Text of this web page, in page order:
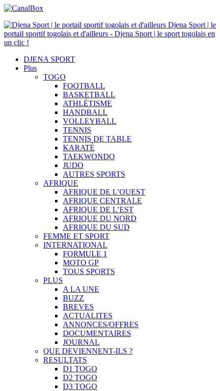
Djena Sport | le
portail sportif togolais et d'ailleurs - Djena Sport | le sport togolais en
un clic !
DJENA SPORT
Plus
TOGO
FOOTBALL
BASKETBALL
ATHLÉTISME
HANDBALL
VOLLEYBALL
TENNIS
TENNIS DE TABLE
KARATÉ
TAEKWONDO
JUDO
AUTRES SPORTS
AFRIQUE
AFRIQUE DE L’OUEST
AFRIQUE CENTRALE
AFRIQUE DE L’EST
AFRIQUE DU NORD
AFRIQUE DU SUD
FEMME ET SPORT
INTERNATIONAL
FORMULE 1
MOTO GP
TOUS SPORTS
PLUS
A LA UNE
BUZZ
BREVES
ACTUALITES
ANNONCES/OFFRES
DOCUMENTAIRES
JOURNAL
QUE DEVIENNENT-ILS ?
RESULTATS
D1 TOGO
D2 TOGO
D3 TOGO